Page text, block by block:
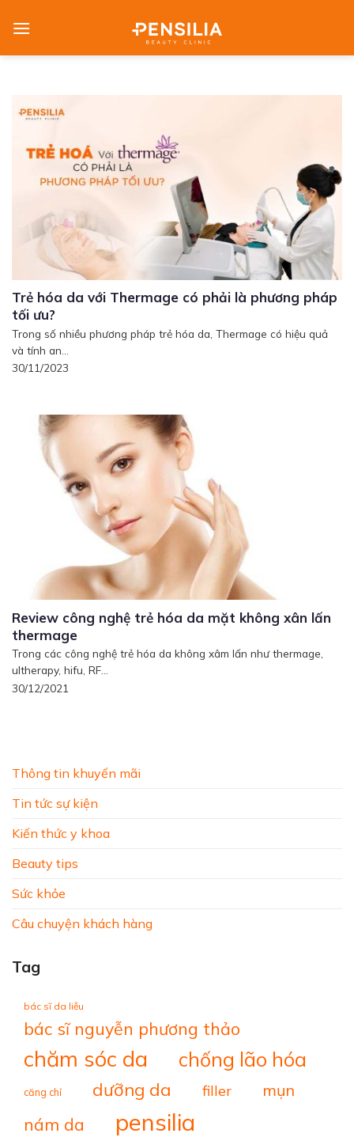
Thông tin khuyến mãi
Tin tức sự kiện
Kiến thức y khoa
Beauty tips
Sức khỏe
Câu chuyện khách hàng
Tag
bác sĩ da liễu
bác sĩ nguyễn phương thảo
chăm sóc da chống lão hóa
căng chỉ dưỡng da filler mụn
nám da pensilia
Trẻ hóa da với Thermage có phải là phương pháp
tối ưu?
Trong số nhiều phương pháp trẻ hóa da, Thermage có hiệu quả
và tính an...
30/11/2023
Review công nghệ trẻ hóa da mặt không xân lấn
thermage
Trong các công nghệ trẻ hóa da không xâm lấn như thermage,
ultherapy, hifu, RF...
30/12/2021